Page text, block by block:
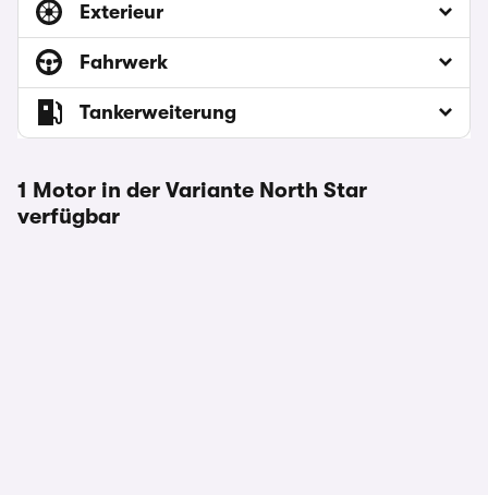
Exterieur
Fahrwerk
Tankerweiterung
1 Motor in der Variante North Star
verfügbar